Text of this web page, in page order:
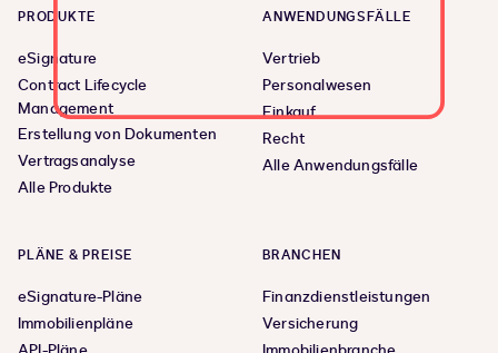
PRODUKTE
eSignature
Contract Lifecycle
Management
Erstellung von Dokumenten
Vertragsanalyse
Alle Produkte
ANWENDUNGSFÄLLE
Vertrieb
Personalwesen
Einkauf
Recht
Alle Anwendungsfälle
PLÄNE & PREISE
eSignature-Pläne
Immobilienpläne
BRANCHEN
Finanzdienstleistungen
Versicherung